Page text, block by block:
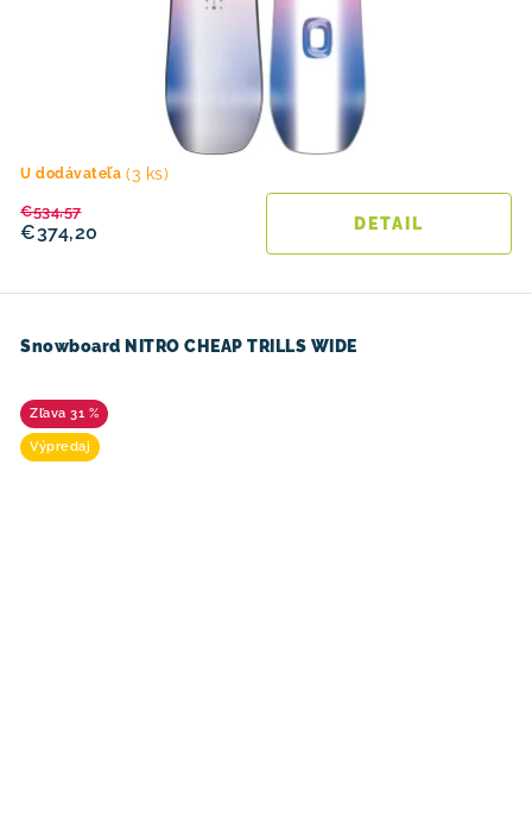
U dodávateľa (3 ks)
€374,20
€534,57
DETAIL
Snowboard NITRO CHEAP TRILLS WIDE
31 %
Výpredaj